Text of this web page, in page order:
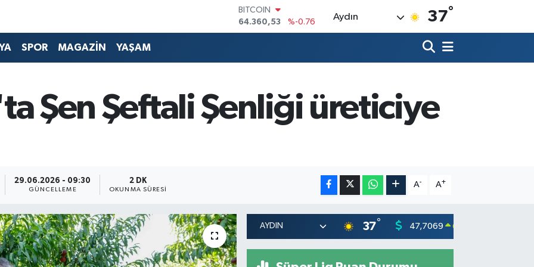
DOLAR
47,7069
%0.17
EURO
6574.81
%1.44
BİST100
13.887
%64
Aydın 37°
SPOR MAGAZİN YAŞAM
Şen Şeftali Şenliği üreticiye
29.06.2026 - 09:30
GÜNCELLEME
2 DK
OKUNMA SÜRESI
A- A+
37° 47,7069 0.17